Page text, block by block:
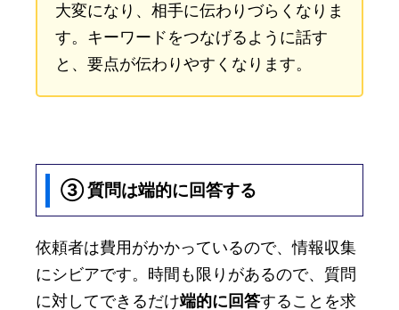
大変になり、相手に伝わりづらくなりま
す。キーワードをつなげるように話す
と、要点が伝わりやすくなります。
③ 質問は端的に回答する
依頼者は費用がかかっているので、情報収集
にシビアです。時間も限りがあるので、質問
に対してできるだけ端的に回答することを求